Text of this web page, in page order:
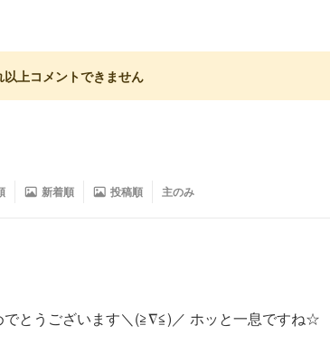
上コメントできません
新着順 投稿順 主のみ
でとうございます＼(≧∇≦)／ ホッと一息ですね☆